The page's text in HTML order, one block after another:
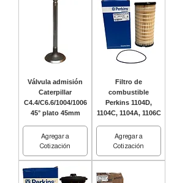
Válvula admisión
Caterpillar
C4.4/C6.6/1004/1006
45° plato 45mm
Agregar a
Cotización
Filtro de
combustible
Perkins 1104D,
1104C, 1104A, 1106C
Agregar a
Cotización